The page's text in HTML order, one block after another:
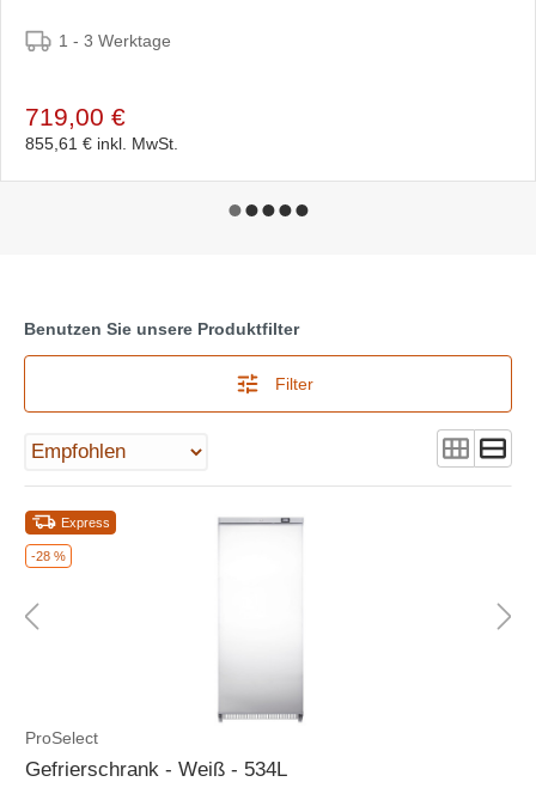
1 - 3 Werktage
719,00 €
855,61 € inkl. MwSt.
Benutzen Sie unsere Produktfilter
Filter
-28 %
Express
ProSelect
Gefrierschrank - Weiß - 534L